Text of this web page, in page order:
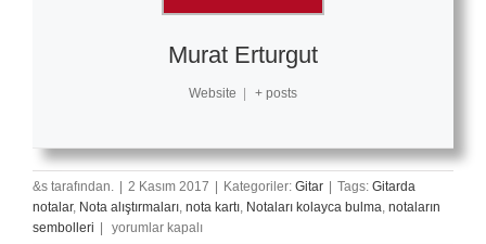
Murat Erturgut
Website + posts
&s tarafından. 2 Kasım 2017 Kategoriler: Gitar Tags: Gitarda
notalar, Nota alıştırmaları, nota kartı, Notaları kolayca bulma, notaların
sembolleri
Notaların
yorumlar kapalı